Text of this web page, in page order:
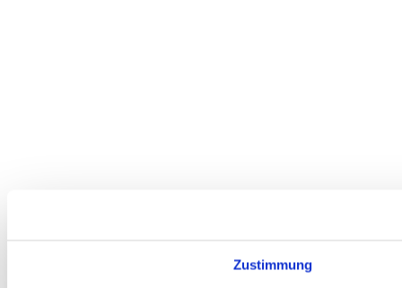
Zustimmung